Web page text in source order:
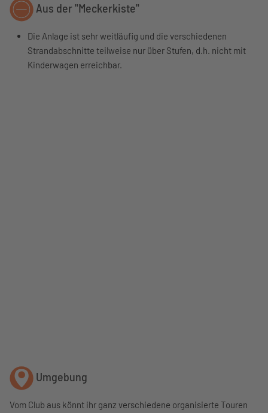
Aus der "Meckerkiste"
Die Anlage ist sehr weitläufig und die verschiedenen
Strandabschnitte teilweise nur über Stufen, d.h. nicht mit
Kinderwagen erreichbar.
Umgebung
Vom Club aus könnt ihr ganz verschiedene organisierte Touren